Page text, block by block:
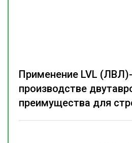
Применение LVL
производстве
преимущества для